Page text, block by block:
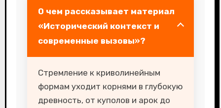
О чем рассказывает материал
«Исторический контекст и
современные вызовы»?
Стремление к криволинейным
формам уходит корнями в глубокую
древность, от куполов и арок до